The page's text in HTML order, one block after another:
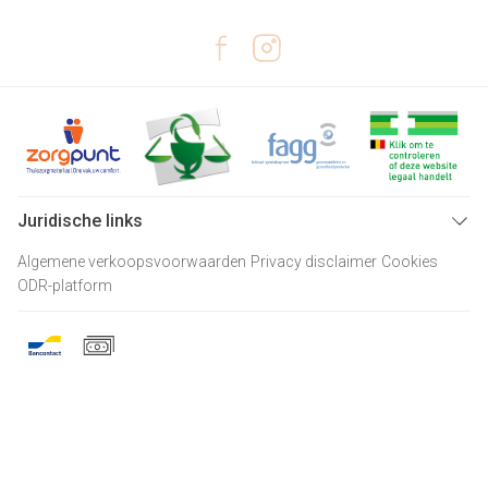
Juridische links
Algemene verkoopsvoorwaarden Privacy disclaimer Cookies
ODR-platform